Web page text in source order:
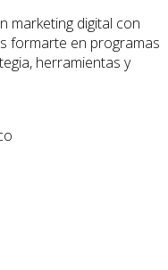
marketing digital con
formarte en programas
herramientas y